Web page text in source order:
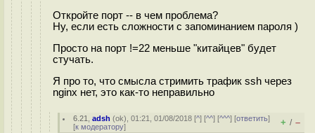
Откройте порт -- в чем проблема?
Ну, если есть сложности с запоминанием пароля )
Просто на порт !=22 меньше "китайцев" будет
стучать.
Я про то, что смысла стримить трафик ssh через
nginx нет, это как-то неправильно
6.21 ,adsh (ok), 01:21, 01/08/2018 [^] [^^] [^^^] [ответить]
[к модератору] + / –